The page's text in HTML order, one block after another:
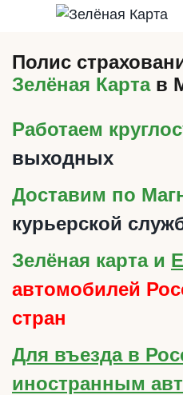
Полис
Зелёная Картав
Работаем
выходных
Доставим по
курьерской
Зелёная карта и
автомобилей
стран
Для въезда в
иностранным